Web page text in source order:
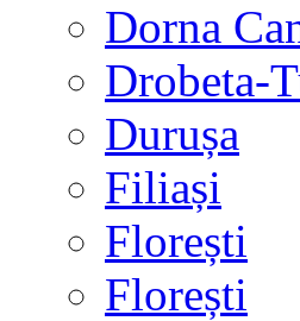
Dorna
Drobeta-
Durușa
Filiași
Florești
Florești